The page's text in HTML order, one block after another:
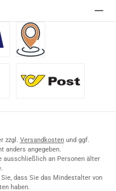
zzgl. Versandkostenund ggf.
anders angegeben.
ausschließlich an Personen älter
dass Sie das Mindestalter von
haben.